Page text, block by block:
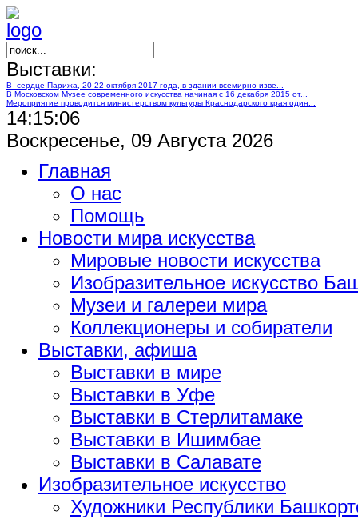
Выставки:
В сердце Парижа, 20-22 октября 2017 года, в здании всемирно изве...
В Московском Музее современного искусства начиная с 16 декабря 2015 от...
Мероприятие проводится министерством культуры Краснодарского края один...
14:15:07
Воскресенье, 09 Августа 2026
Главная
О нас
Помощь
Новости мира искусства
Мировые новости искусства
Изобразительное искусство
Музеи и галереи мира
Коллекционеры и собиратели
Выставки, афиша
Выставки в мире
Выставки в Уфе
Выставки в Стерлитамаке
Выставки в Ишимбае
Выставки в Салавате
Изобразительное искусство
Художники Республики